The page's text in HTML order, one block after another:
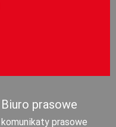
Biuro prasowe
komunikaty prasowe